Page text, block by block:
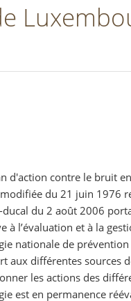
d'action contre le bruit
du 21 juin 1976
ducal du 2 août 2006
à l’évaluation et à la
nationale de
aux différentes sources
les actions des
est en permanence